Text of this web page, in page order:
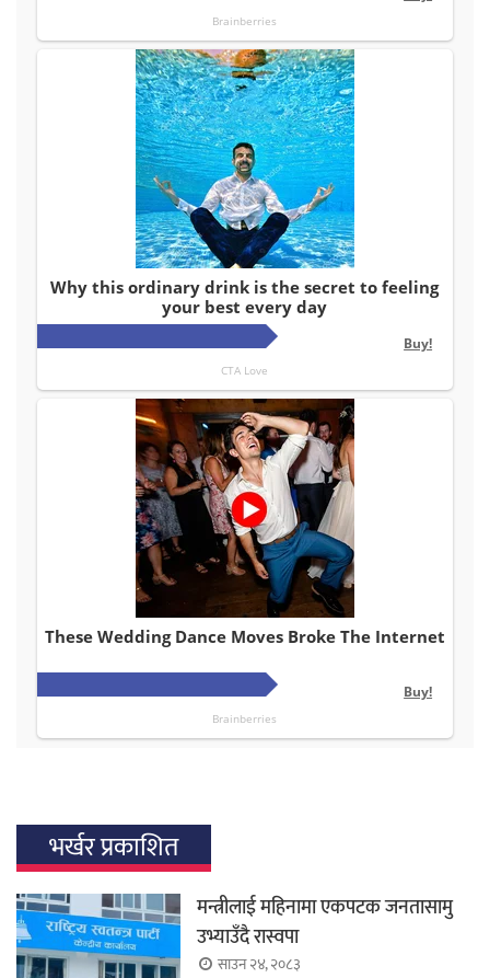
भर्खर प्रकाशित
मन्त्रीलाई महिनामा एकपटक जनतासामु
उभ्याउँदै रास्वपा
साउन २४, २०८३